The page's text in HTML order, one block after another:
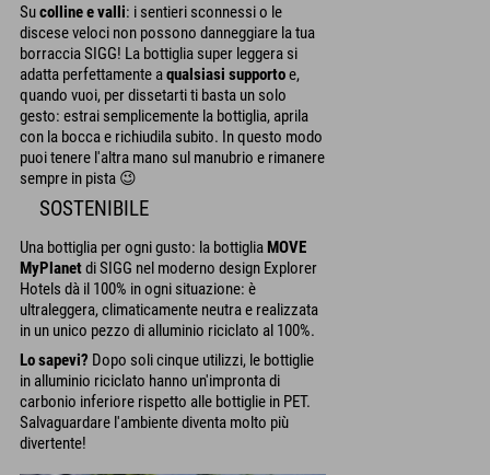
Sucolline e valli: i sentieri sconnessi o le
discese veloci non possono danneggiare la tua
borraccia SIGG! La bottiglia super leggera si
adatta perfettamente aqualsiasi supportoe,
quando vuoi, per dissetarti ti basta un solo
gesto: estrai semplicemente la bottiglia, aprila
con la bocca e richiudila subito. In questo modo
puoi tenere l'altra mano sul manubrio e rimanere
sempre in pista 😉
SOSTENIBILE
Una bottiglia per ogni gusto: la bottigliaMOVE
MyPlanetdi SIGG nel moderno design Explorer
Hotels dà il 100% in ogni situazione: è
ultraleggera, climaticamente neutra e realizzata
in un unico pezzo di alluminio riciclato al 100%.
Lo sapevi? Dopo soli cinque utilizzi, le bottiglie
in alluminio riciclato hanno un'impronta di
carbonio inferiore rispetto alle bottiglie in PET.
Salvaguardare l'ambiente diventa molto più
divertente!